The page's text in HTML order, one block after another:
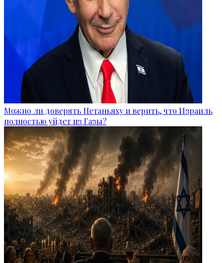
Можно ли доверять Нетаньяху и верить, что Израиль
полностью уйдет из Газы?